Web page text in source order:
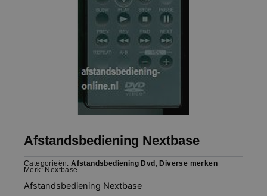
Afstandsbediening Nextbase
Categorieën: Afstandsbediening Dvd , Diverse merken
Merk: Nextbase
Afstandsbediening Nextbase